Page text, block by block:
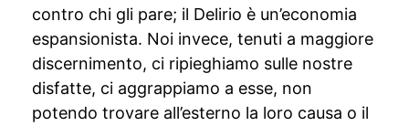
contro chi gli pare; il Delirio è un’economia
espansionista. Noi invece, tenuti a maggiore
discernimento, ci ripieghiamo sulle nostre
disfatte, ci aggrappiamo a esse, non
potendo trovare all’esterno la loro causa o il